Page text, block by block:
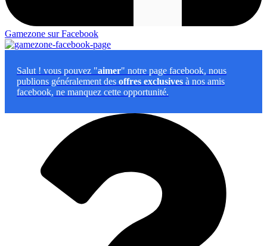
Gamezone sur Facebook
Salut ! vous pouvez "aimer" notre page facebook, nous
publions généralement des offres exclusives à nos amis
facebook, ne manquez cette opportunité.